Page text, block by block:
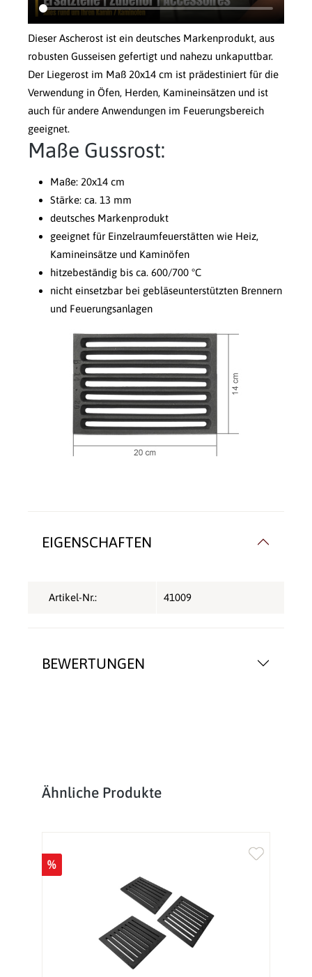
Dieser Ascherost ist ein deutsches Markenprodukt, aus
robusten Gusseisen gefertigt und nahezu unkaputtbar.
Der Liegerost im Maß 20x14 cm ist prädestiniert für die
Verwendung in Öfen, Herden, Kamineinsätzen und ist
auch für andere Anwendungen im Feuerungsbereich
geeignet.
Maße Gussrost:
Maße: 20x14 cm
Stärke: ca. 13 mm
deutsches Markenprodukt
geeignet für Einzelraumfeuerstätten wie Heiz,
Kamineinsätze und Kaminöfen
hitzebeständig bis ca. 600/700 °C
nicht einsetzbar bei gebläseunterstützten Brennern
und Feuerungsanlagen
BEWERTUNGEN
EIGENSCHAFTEN
Artikel-Nr.: 41009
Produktgalerie überspringen
Ähnliche Produkte
%